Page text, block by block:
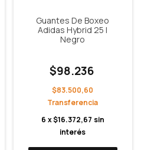
Guantes De Boxeo
Adidas Hybrid 25 |
Negro
$98.236
$83.500,60
6 x$16.372,67 sin
interés